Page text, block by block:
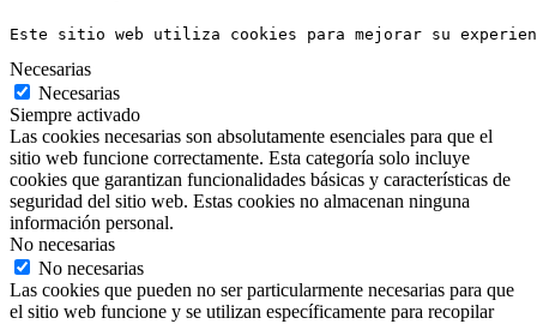
Este sitio web utiliza cookies para mejorar su
Necesarias
Necesarias
Siempre activado
Las cookies necesarias son absolutamente esenciales para que el
sitio web funcione correctamente. Esta categoría solo incluye
cookies que garantizan funcionalidades básicas y características de
seguridad del sitio web. Estas cookies no almacenan ninguna
información personal.
No necesarias
No necesarias
Las cookies que pueden no ser particularmente necesarias para que
el sitio web funcione y se utilizan específicamente para recopilar